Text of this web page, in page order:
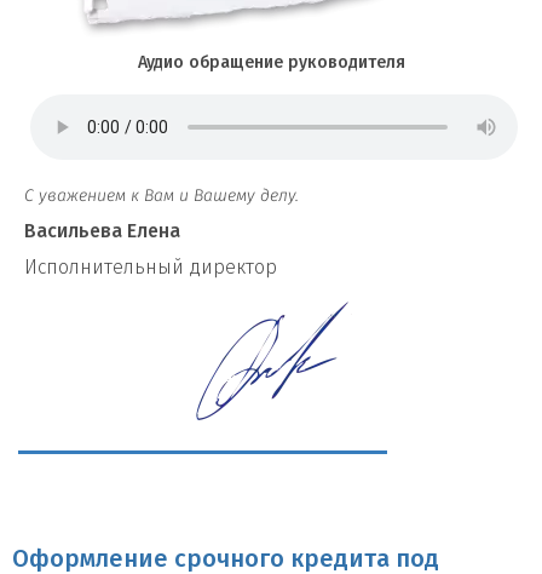
Аудио обращение руководителя
С уважением к Вам и Вашему делу.
Васильева Елена
И сполнительный директор
Оформление срочного кредита под